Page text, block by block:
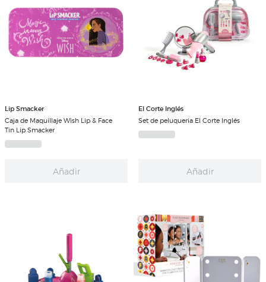
Lip Smacker
Caja de Maquillaje Wish Lip & Face
Tin Lip Smacker
Añadir
El Corte Inglés
Set de peluqueria El Corte Inglés
Añadir